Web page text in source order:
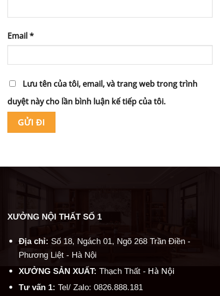
Email*
Lưu tên của tôi, email, và trang web trong trình
duyệt này cho lần bình luận kế tiếp của tôi.
XƯỞNG NỘI THẤT SỐ 1
Địa chỉ: Số 18, Ngách 01, Ngõ 268 Trần Điền -
Phương Liệt - Hà Nội
XƯỞNG SẢN XUẤT: Thạch Thất - Hà Nội
Tư vấn 1: Tel/ Zalo: 0826.888.181